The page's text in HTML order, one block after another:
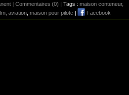
| Commentaires (0) | Tags : maison conteneur,
aviation maison pour pilote | Facebook